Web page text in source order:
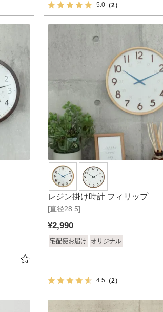
5.0 （2）
[直径28.5]
レジン掛け時計 フィリップ
¥2,990
宅配便お届け オリジナル
4.5 （2）